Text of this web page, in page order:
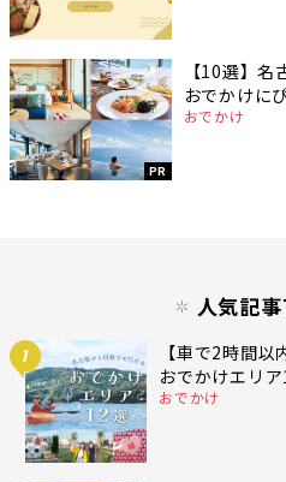
PR
【10選】名
おでかけに
おでかけ
人気記
1
【車で2時間
おでかけエリア
おでかけ